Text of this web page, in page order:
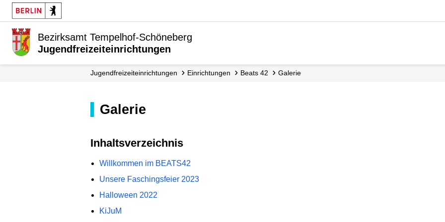
Bezirksamt Tempelhof-Schöneberg
Jugendfreizeiteinrichtungen
Jugendfreizeiteinrichtungen Einrichtungen Beats 42 Galerie
Galerie
Inhaltsverzeichnis
Willkommen im BEATS42
Unsere Faschingsfeier 2023
Halloween 2022
KiJuM